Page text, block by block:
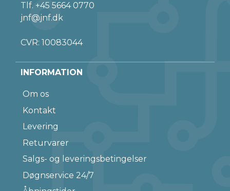
Tlf. +45 5664 0770
jnf@jnf.dk
CVR: 10083044
INFORMATION
Om os
Kontakt
Levering
Returvarer
Salgs- og leveringsbetingelser
Døgnservice 24/7